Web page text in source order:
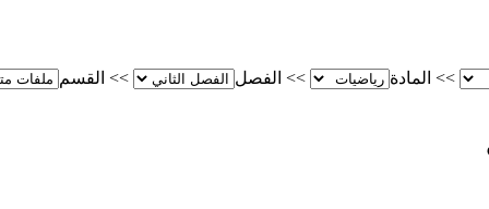
>> المادة >> الفصل >> القسم